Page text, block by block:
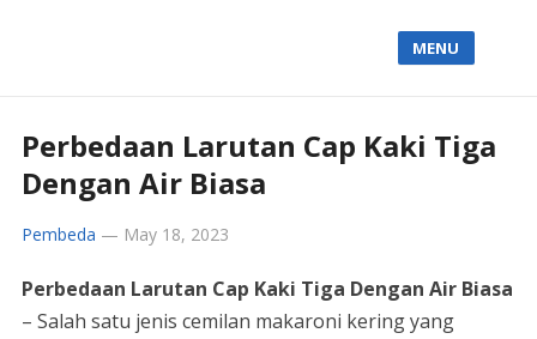
MENU
Perbedaan Larutan Cap Kaki Tiga
Dengan Air Biasa
Pembeda — May 18, 2023
Perbedaan Larutan Cap Kaki Tiga Dengan Air Biasa
– Salah satu jenis cemilan makaroni kering yang